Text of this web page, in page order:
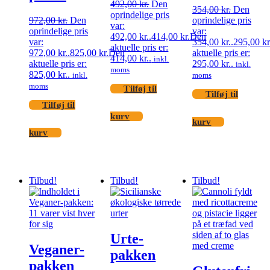
972,00kr. Den
oprindelige pris
var:
972,00 kr..825,00 kr.Den
aktuelle pris er:
825,00 kr.. inkl.
moms
Tilføj til
kurv
492,00kr. Den
oprindelige pris
var:
492,00 kr..414,00kr.Den
aktuelle pris er:
414,00 kr.. inkl.
moms
Tilføj til
kurv
354,00kr. Den
oprindelige pris
var:
354,00 kr..295,00
aktuelle pris er:
295,00 kr.. inkl.
moms
Tilføj til
kurv
Tilbud!
Veganer-
pakken
Tilbud!
Urte-
pakken
Tilbud!